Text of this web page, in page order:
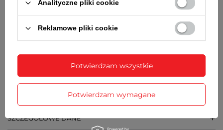
GRUBOŚĆ KOPERTY
ŚREDNICA SZKIEŁKA
34 mm
SZEROKOŚĆ PASKA PRZY KOPERCIE
WAGA
SZCZEGÓŁOWE DANE
Analityczne pliki cookie
Reklamowe pliki cookie
Potwierdzam wymagane
Potwierdzam wszystkie